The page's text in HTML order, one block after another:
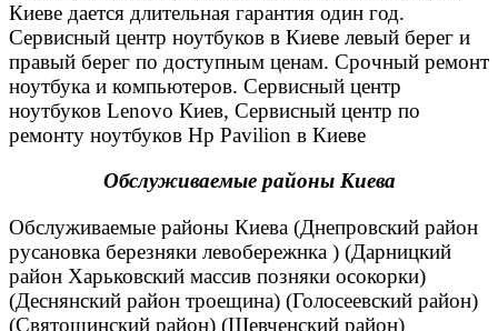
Киеве дается длительная гарантия один год.
Сервисный центр ноутбуков в Киеве левый берег и
правый берег по доступным ценам. Срочный ремонт
ноутбука и компьютеров. Сервисный центр
ноутбуков Lenovo Киев, Сервисный центр по
ремонту ноутбуков Hp Pavilion в Киеве
Обслуживаемые районы Киева
Обслуживаемые районы Киева (Днепровский район
русановка березняки левобережнка ) (Дарницкий
район Харьковский массив позняки осокорки)
(Деснянский район троещина) (Голосеевский район)
(Святошинский район) (Шевченский район)